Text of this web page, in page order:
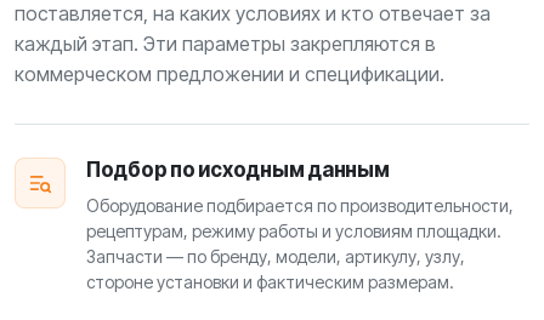
поставляется, на каких условиях и кто отвечает за
каждый этап. Эти параметры закрепляются в
коммерческом предложении и спецификации.
Подбор по исходным данным
Оборудование подбирается по производительности,
рецептурам, режиму работы и условиям площадки.
Запчасти — по бренду, модели, артикулу, узлу,
стороне установки и фактическим размерам.